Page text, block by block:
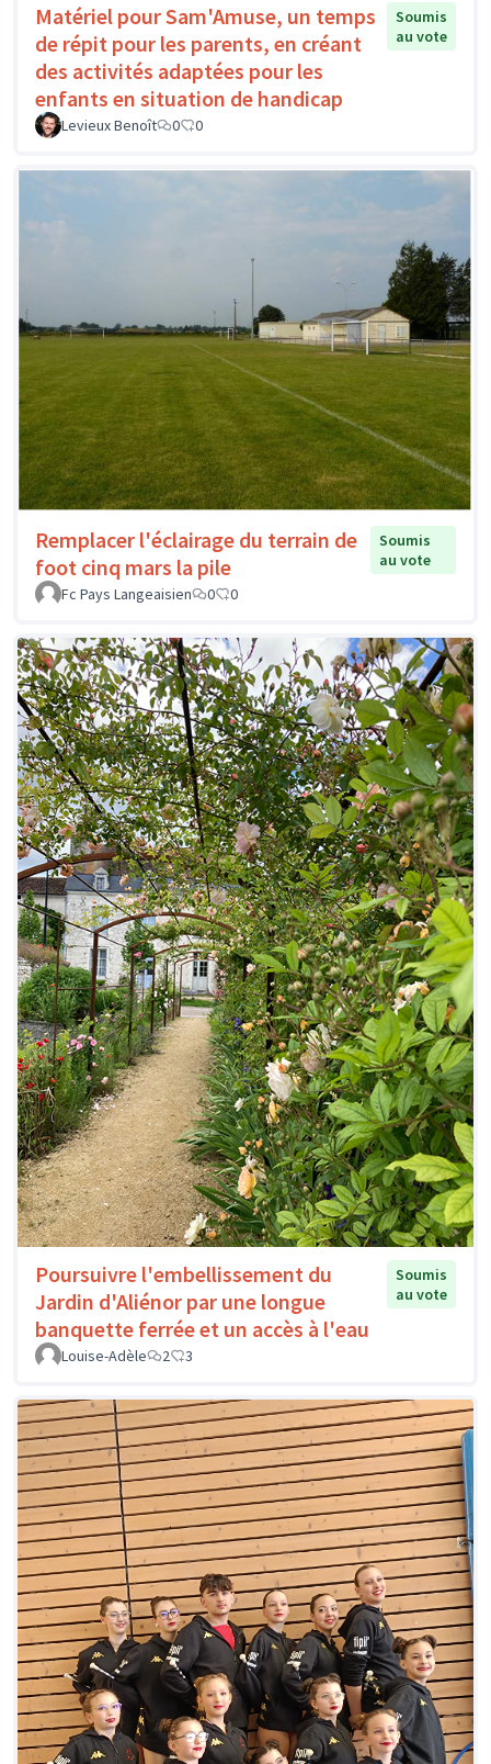
Matériel pour Sam'Amuse, un temps
de répit pour les parents, en créant
des activités adaptées pour les
enfants en situation de handicap
Soumis
au vote
Levieux Benoît 0 0
Remplacer l'éclairage du terrain de
foot cinq mars la pile
Soumis
au vote
Fc Pays Langeaisien
0 0
Poursuivre l'embellissement du
Jardin d'Aliénor par une longue
banquette ferrée et un accès à l'eau
Soumis
au vote
Louise-Adèle 2 3